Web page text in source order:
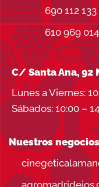
690 112 133
610 969 014
C/ Santa Ana, 92
Lunes a Viernes:
Sábados: 10:00 –
Nuestros negocios